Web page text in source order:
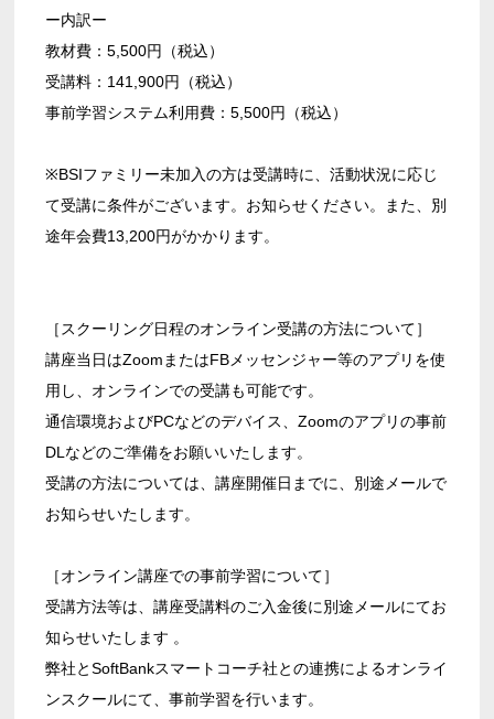
ー内訳ー
教材費：5,500円（税込）
受講料：141,900円（税込）
事前学習システム利用費：5,500円（税込）
※BSIファミリー未加入の方は受講時に、活動状況に応じ
て受講に条件がございます。お知らせください。また、別
途年会費13,200円がかかります。
［スクーリング日程のオンライン受講の方法について］
講座当日はZoomまたはFBメッセンジャー等のアプリを使
用し、オンラインでの受講も可能です。
通信環境およびPCなどのデバイス、Zoomのアプリの事前
DLなどのご準備をお願いいたします。
受講の方法については、講座開催日までに、別途メールで
お知らせいたします。
［オンライン講座での事前学習について］
受講方法等は、講座受講料のご入金後に別途メールにてお
知らせいたします 。
弊社とSoftBankスマートコーチ社との連携によるオンライ
ンスクールにて、事前学習を行います。